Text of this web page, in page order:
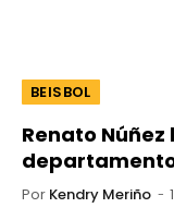
BEISBOL
Renato
departamento
Por Kendry Meriño